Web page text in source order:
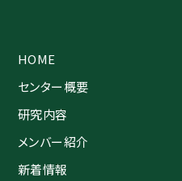
HOME
センター概要
研究内容
メンバー紹介
新着情報